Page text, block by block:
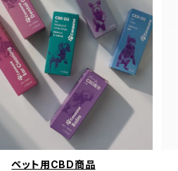
ペット用CBD商品